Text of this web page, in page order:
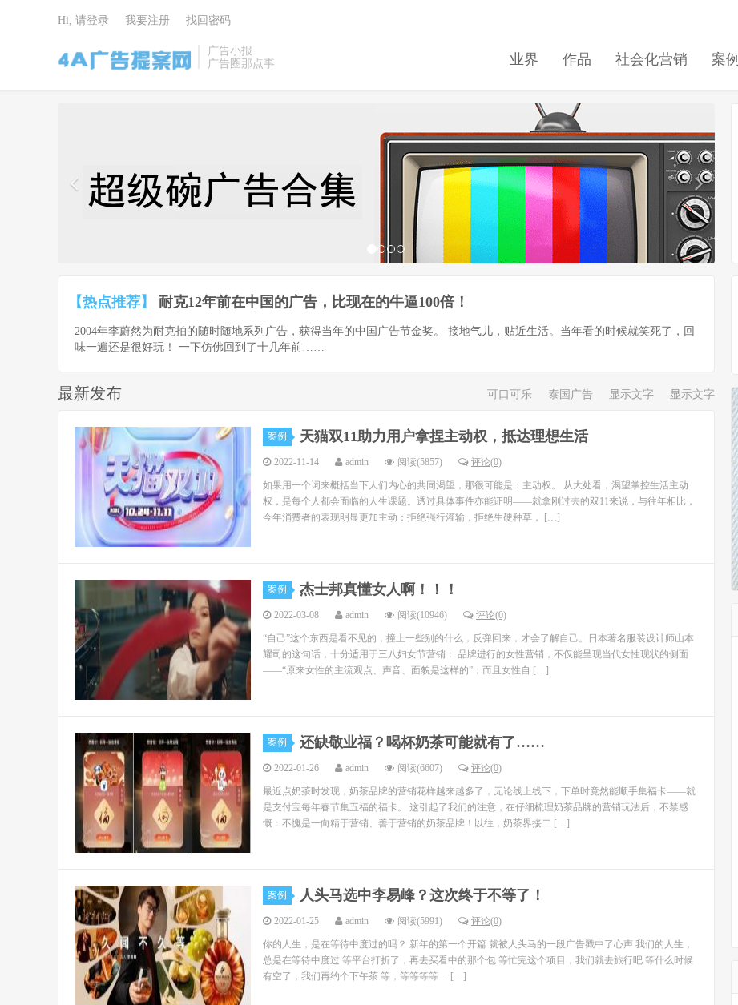
圈那点事
广告小报
广告圈那点事
业界 作品 社会化营销 案例
Hi, 请登录 我要注册 找回密码
【热点推荐】 耐克12年前在中国的广告，比现在的牛逼100倍！
2004年李蔚然为耐克拍的随时随地系列广告，获得当年的中国广告节金奖。 接地气儿，贴近生活。当年看的时候就笑死了，回
味一遍还是很好玩！ 一下仿佛回到了十几年前……
最新发布 可口可乐 泰国广告 显示文字 显示文字
案例 天猫双11助力用户拿捏主动权，抵达理想生活
2022-11-14 admin 阅读(5857) 评论(0)
如果用一个词来概括当下人们内心的共同渴望，那很可能是：主动权。 从大处看，渴望掌控生活主动
权，是每个人都会面临的人生课题。透过具体事件亦能证明——就拿刚过去的双11来说，与往年相比，
今年消费者的表现明显更加主动：拒绝强行灌输，拒绝生硬种草， […]
案例 杰士邦真懂女人啊！！！
2022-03-08 admin 阅读(10946) 评论(0)
“自己”这个东西是看不见的，撞上一些别的什么，反弹回来，才会了解自己。日本著名服装设计师山本
耀司的这句话，十分适用于三八妇女节营销： 品牌进行的女性营销，不仅能呈现当代女性现状的侧面
——“原来女性的主流观点、声音、面貌是这样的”；而且女性自 […]
案例 还缺敬业福？喝杯奶茶可能就有了……
2022-01-26 admin 阅读(6607) 评论(0)
最近点奶茶时发现，奶茶品牌的营销花样越来越多了，无论线上线下，下单时竟然能顺手集福卡——就
是支付宝每年春节集五福的福卡。 这引起了我们的注意，在仔细梳理奶茶品牌的营销玩法后，不禁感
慨：不愧是一向精于营销、善于营销的奶茶品牌！以往，奶茶界接二 […]
案例 人头马选中李易峰？这次终于不等了！
2022-01-25 admin 阅读(5991) 评论(0)
你的人生，是在等待中度过的吗？ 新年的第一个开篇 就被人头马的一段广告戳中了心声 我们的人生，
总是在等待中度过 等平台打折了，再去买看中的那个包 等忙完这个项目，我们就去旅行吧 等什么时候
有空了，我们再约个下午茶 等，等等等等… […]